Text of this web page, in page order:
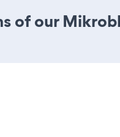
of our